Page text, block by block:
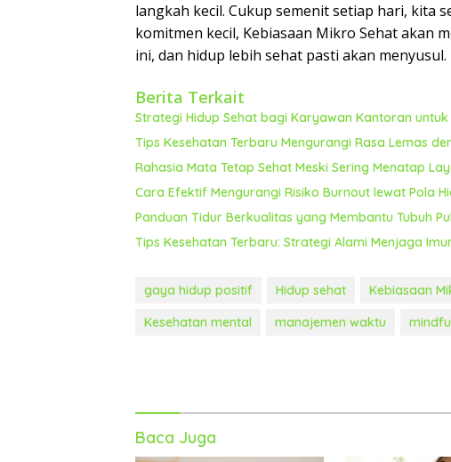
langkah kecil. Cukup semenit setiap hari, kita
komitmen kecil, Kebiasaan Mikro Sehat akan
ini, dan hidup lebih sehat pasti akan menyusul.
Berita Terkait
Strategi Hidup Sehat bagi Karyawan Kantoran
Tips Kesehatan Terbaru Mengurangi Rasa Lemas
Rahasia Mata Tetap Sehat Meski Sering Menatap
Cara Efektif Mengurangi Risiko Burnout lewat Pola
Panduan Tidur Berkualitas yang Membantu Tubuh
Tips Kesehatan Terbaru: Strategi Alami Menjaga
gaya hidup positif Hidup sehat Kebiasaan
Kesehatan mental
manajemen waktu
Baca Juga